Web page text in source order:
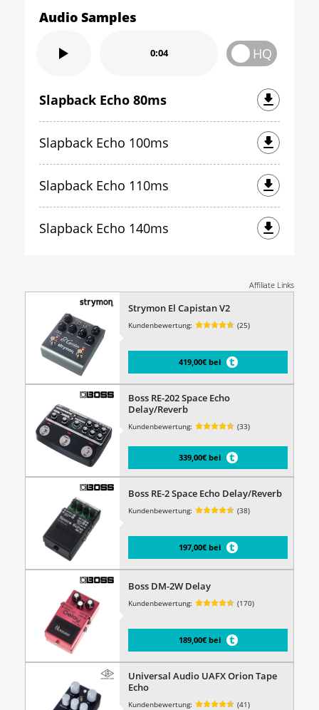
Audio Samples
0:04 HQ
Slapback Echo 80ms
Slapback Echo 100ms
Slapback Echo 110ms
Slapback Echo 140ms
Affiliate Links
Strymon El Capistan V2
Kundenbewertung: (25)
419,00€ bei
Boss RE-202 Space Echo
Delay/Reverb
Kundenbewertung: (33)
339,00€ bei
Boss RE-2 Space Echo Delay/Reverb
Kundenbewertung: (38)
197,00€ bei
Boss DM-2W Delay
Kundenbewertung: (170)
189,00€ bei
Universal Audio UAFX Orion Tape
Echo
Kundenbewertung: (41)